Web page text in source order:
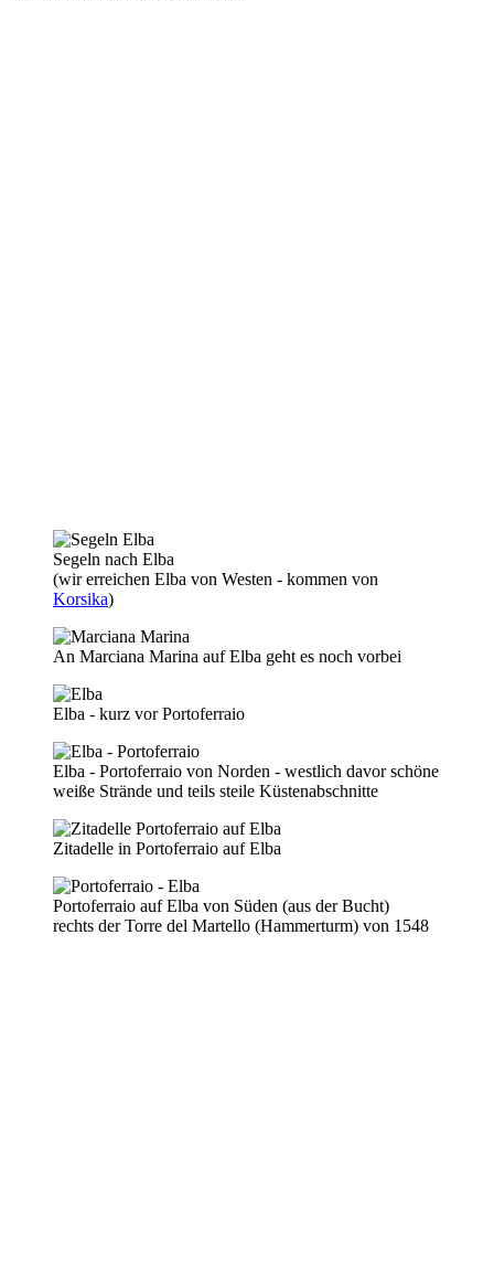
Segeln nach Elba
(wir erreichen Elba von Westen - kommen von
Korsika)
An Marciana Marina auf Elba geht es noch vorbei
Elba - kurz vor Portoferraio
Elba - Portoferraio von Norden - westlich davor schöne
weiße Strände und teils steile Küstenabschnitte
Zitadelle in Portoferraio auf Elba
Portoferraio auf Elba von Süden (aus der Bucht)
rechts der Torre del Martello (Hammerturm) von 1548